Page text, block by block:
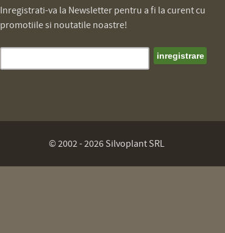
Inregistrati-va la Newsletter pentru a fi la curent cu
promotiile si noutatile noastre!
© 2002 - 2026 Silvoplant SRL